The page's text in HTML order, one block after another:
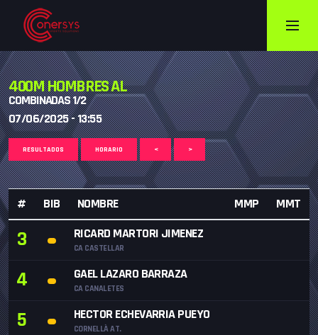
400M HOMBRES AL
COMBINADAS 1/2
07/06/2025 - 13:55
RESULTADOS HORARIO < >
# BIB NOMBRE MMP MMT
3 RICARD MARTORI JIMENEZ
CA CASTELLAR
4 GAEL LAZARO BARRAZA
CA CANALETES
5 HECTOR ECHEVARRIA PUEYO
CORNELLÀ AT.